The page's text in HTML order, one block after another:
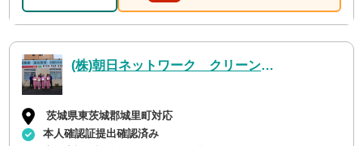
(株)朝日ネットワーク クリーン事業部
茨城県東茨城郡城里町対応
本人確認証提出確認済み